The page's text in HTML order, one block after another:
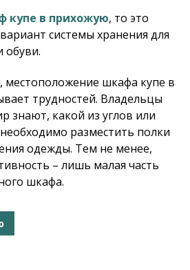
купе в прихожую, то это
системы хранения для
обуви.
местоположение шкафа купе в
трудностей. Владельцы
знают, какой из углов или
разместить полки
одежды. Тем не менее,
– лишь малая часть
шкафа.